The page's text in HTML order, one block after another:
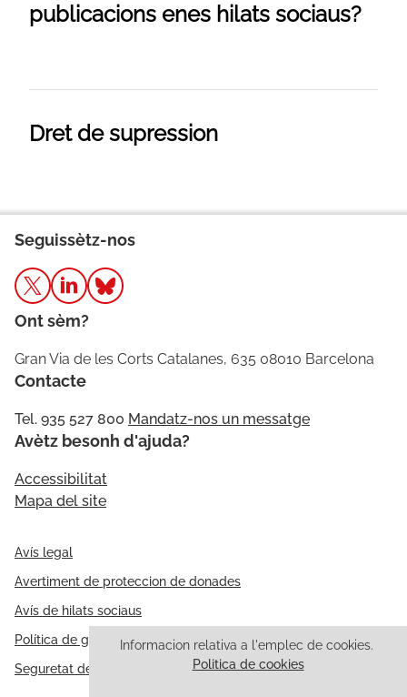
publicacions enes hilats sociaus?
Dret de supression
Informacion relativa a l'emplec de cookies.
Politica de cookies
Seguissètz-nos
Ont sèm?
Gran Via de les Corts Catalanes, 635 08010 Barcelona
Contacte
Tel. 935 527 800 Mandatz-nos un messatge
Avètz besonh d'ajuda?
Accessibilitat
Mapa del site
Avís legal
Avertiment de proteccion de donades
Avís de hilats sociaus
Política de galetes
Seguretat de l'información